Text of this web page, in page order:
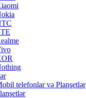
telefonlar və Planşetlər